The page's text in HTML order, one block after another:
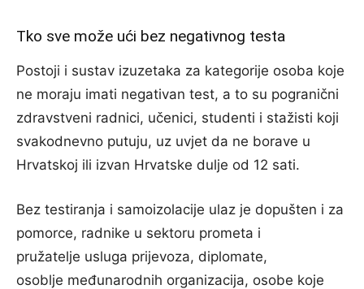
Tko sve može ući bez negativnog testa
Postoji i sustav izuzetaka za kategorije osoba koje
ne moraju imati negativan test, a to su pogranični
zdravstveni radnici, učenici, studenti i stažisti koji
svakodnevno putuju, uz uvjet da ne borave u
Hrvatskoj ili izvan Hrvatske dulje od 12 sati.
Bez testiranja i samoizolacije ulaz je dopušten i za
pomorce, radnike u sektoru prometa i
pružatelje usluga prijevoza, diplomate,
osoblje međunarodnih organizacija, osobe koje